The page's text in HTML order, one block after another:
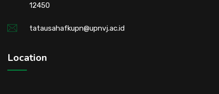
12450
tatausahafkupn@upnvj.ac.id
Location